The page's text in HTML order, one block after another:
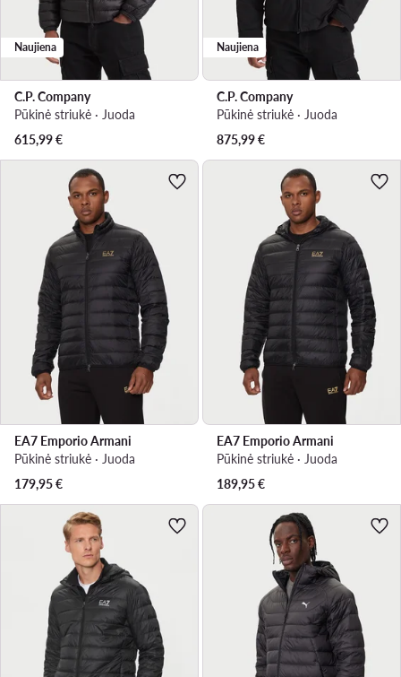
Naujiena
C.P. Company
Pūkinė striukė · Juoda
615,99€
Naujiena
C.P. Company
Pūkinė striukė · Juoda
875,99€
EA7 Emporio Armani
Pūkinė striukė · Juoda
179,95€
EA7 Emporio Armani
Pūkinė striukė · Juoda
189,95€